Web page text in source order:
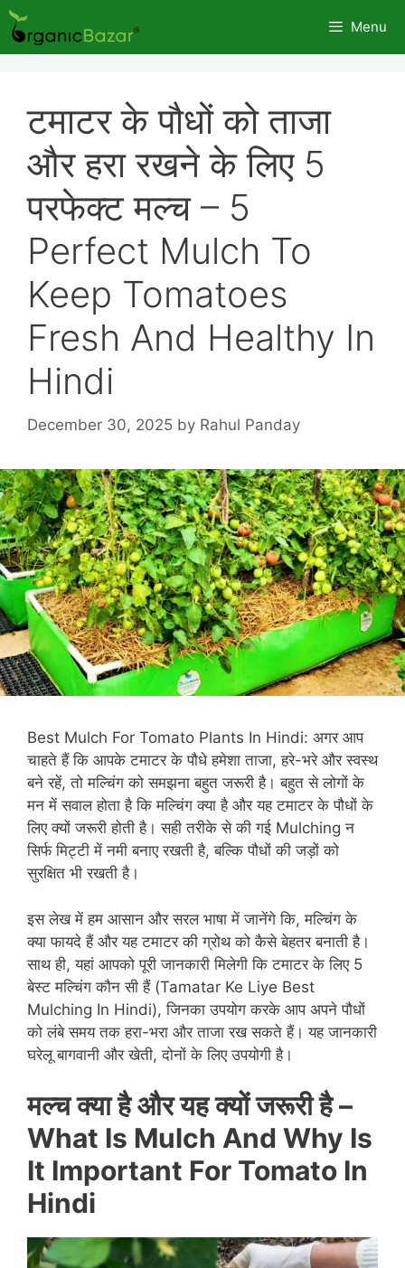
Skip
to
content
Menu
टमाटर के पौधों को ताजा
और हरा रखने के लिए 5
परफेक्ट मल्च – 5
Perfect Mulch To
Keep Tomatoes
Fresh And Healthy In
Hindi
December 30, 2025 by Rahul Panday
Best Mulch For Tomato Plants In Hindi: अगर आप
चाहते हैं कि आपके टमाटर के पौधे हमेशा ताजा, हरे-भरे और स्वस्थ
बने रहें, तो मल्चिंग को समझना बहुत जरूरी है। बहुत से लोगों के
मन में सवाल होता है कि मल्चिंग क्या है और यह टमाटर के पौधों के
लिए क्यों जरूरी होती है। सही तरीके से की गई Mulching न
सिर्फ मिट्टी में नमी बनाए रखती है, बल्कि पौधों की जड़ों को
सुरक्षित भी रखती है।
इस लेख में हम आसान और सरल भाषा में जानेंगे कि, मल्चिंग के
क्या फायदे हैं और यह टमाटर की ग्रोथ को कैसे बेहतर बनाती है।
साथ ही, यहां आपको पूरी जानकारी मिलेगी कि टमाटर के लिए 5
बेस्ट मल्चिंग कौन सी हैं (Tamatar Ke Liye Best
Mulching In Hindi), जिनका उपयोग करके आप अपने पौधों
को लंबे समय तक हरा-भरा और ताजा रख सकते हैं। यह जानकारी
घरेलू बागवानी और खेती, दोनों के लिए उपयोगी है।
मल्चक्याहैऔरयहक्योंजरूरीहै–
What Is Mulch And Why Is
It Important For Tomato In
Hindi